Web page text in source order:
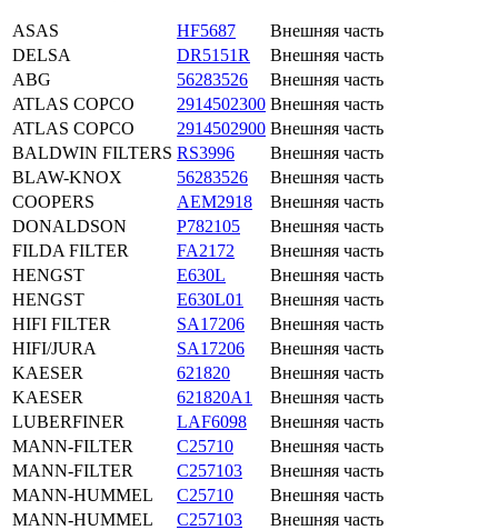
ASAS HF5687
Внешняя часть
DELSA
DR5151R
Внешняя часть
ABG
56283526
Внешняя часть
ATLAS COPCO
2914502300 Внешняя часть
ATLAS COPCO
2914502900 Внешняя часть
BALDWIN FILTERS RS3996
Внешняя часть
BLAW-KNOX
56283526
Внешняя часть
COOPERS
AEM2918
Внешняя часть
DONALDSON
P782105
Внешняя часть
FILDA FILTER
FA2172
Внешняя часть
HENGST
E630L
Внешняя часть
HENGST
E630L01
Внешняя часть
HIFI FILTER
SA17206
Внешняя часть
HIFI/JURA
SA17206
Внешняя часть
KAESER
621820
Внешняя часть
KAESER
621820A1
Внешняя часть
LUBERFINER
LAF6098
Внешняя часть
MANN-FILTER
C25710
Внешняя часть
MANN-FILTER
C257103
Внешняя часть
MANN-HUMMEL
C25710
Внешняя часть
MANN-HUMMEL
C257103
Внешняя часть